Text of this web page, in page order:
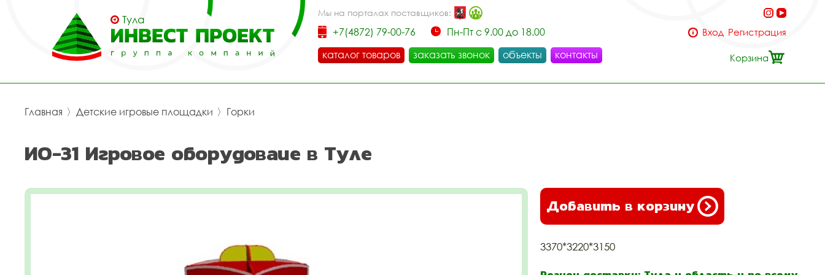
Тула
Мы на порталах поставщиков:
+7(4872) 79-00-76
Пн-Пт с 9.00 до 18.00
каталог товаров
заказать звонок объекты контакты
Вход Регистрация
Корзина
Главная 〉 Детские игровые площадки 〉 Горки
ИО-31 Игровое оборудоваие в Туле
Добавить в корзину
3370*3220*3150